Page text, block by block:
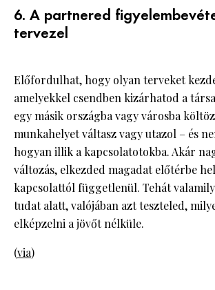
6. A partnered
tervezel
Előfordulhat, hogy olyan terveket
amelyekkel csendben kizárhatod a
egy másik országba vagy városba
munkahelyet váltasz vagy utazol – és
hogyan illik a kapcsolatotokba. Akár
változás, elkezded magadat előtérbe
kapcsolattól függetlenül. Tehát
tudat alatt, valójában azt teszteled,
elképzelni a jövőt nélküle.
(via)